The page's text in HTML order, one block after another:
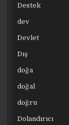
Destek
dev
Devlet
Dış
doğa
doğal
doğru
Dolandırıcı